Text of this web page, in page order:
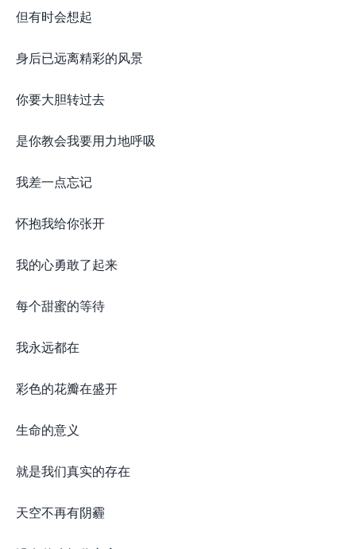
但有时会想起
身后已远离精彩的风景
你要大胆转过去
是你教会我要用力地呼吸
我差一点忘记
怀抱我给你张开
我的心勇敢了起来
每个甜蜜的等待
我永远都在
彩色的花瓣在盛开
生命的意义
就是我们真实的存在
天空不再有阴霾